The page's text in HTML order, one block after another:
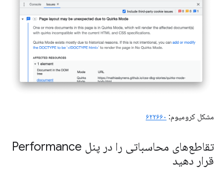
مشکل کرومیوم: ۶۲۲۶۶۰
تقاطع‌های محاسباتی را در پنل Performance
قرار دهید